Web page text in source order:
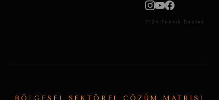
7/24 Teknik Destek
BÖLGESEL SEKTÖREL ÇÖZÜM MATRİSİ